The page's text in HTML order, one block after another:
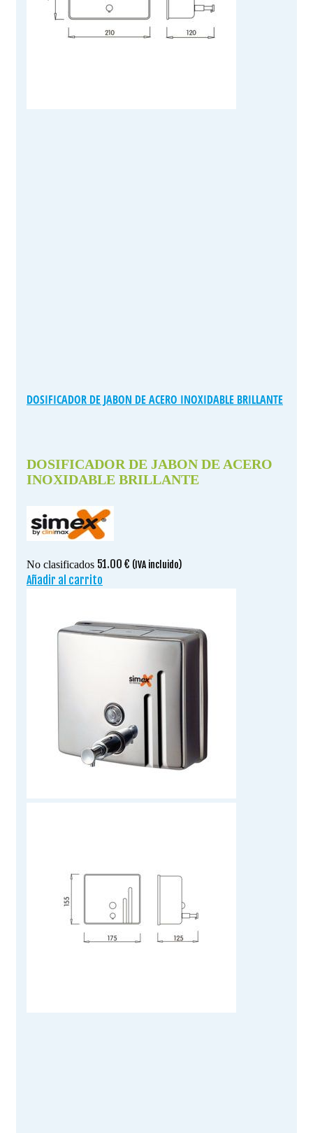
DOSIFICADOR DE JABON DE ACERO INOXIDABLE BRILLANTE
DOSIFICADOR DE JABON DE ACERO
INOXIDABLE BRILLANTE
No clasificados 51.00 € (IVA incluido)
Añadir al carrito